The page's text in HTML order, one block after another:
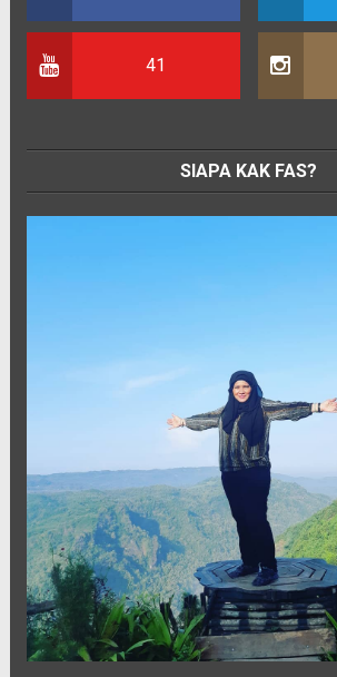
41
SIAPA KAK FAS?